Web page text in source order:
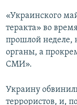
«Украинского
теракта» во
прошлой неделе,
органы, а
СМИ».
Украину
террористов, и,